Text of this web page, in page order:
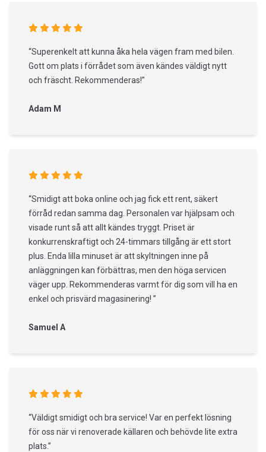
“Superenkelt att kunna åka hela vägen fram med bilen.
Gott om plats i förrådet som även kändes väldigt nytt
och fräscht. Rekommenderas!”
Adam M
“Smidigt att boka online och jag fick ett rent, säkert
förråd redan samma dag. Personalen var hjälpsam och
visade runt så att allt kändes tryggt. Priset är
konkurrenskraftigt och 24-timmars tillgång är ett stort
plus. Enda lilla minuset är att skyltningen inne på
anläggningen kan förbättras, men den höga servicen
väger upp. Rekommenderas varmt för dig som vill ha en
enkel och prisvärd magasinering! ”
Samuel A
“Väldigt smidigt och bra service! Var en perfekt lösning
för oss när vi renoverade källaren och behövde lite extra
plats.”